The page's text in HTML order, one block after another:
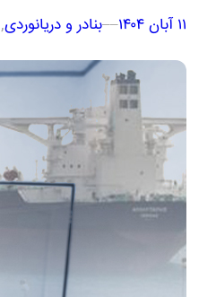
۱۱ آبان ۱۴۰۴ –
–بنادر و دریانوردی,